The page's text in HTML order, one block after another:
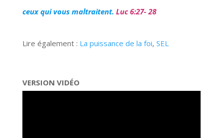
ceux qui vous maltraitent. Luc 6:27- 28
Lire également : La puissance de la foi, SEL
VERSION VIDÉO